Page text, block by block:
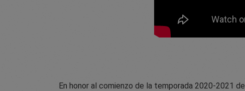
En honor al comienzo de la temporada 2020-2021